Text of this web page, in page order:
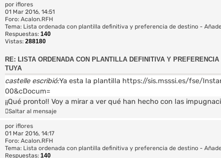
por iflores
01 Mar 2016, 14:51
Foro: Acalon.RFH
Tema: Lista ordenada con plantilla definitiva y preferencia de destino -
Respuestas: 140
Vistas: 288180
RE: LISTA ORDENADA CON PLANTILLA DEFINITIVA Y
TUYA
castelle escribió:Ya esta la plantilla https://sis.msssi.es/fse/
00&cDocum=
¡¡Qué pronto!! Voy a mirar a ver qué han hecho con las
Saltar al mensaje
por iflores
01 Mar 2016, 14:17
Foro: Acalon.RFH
Tema: Lista ordenada con plantilla definitiva y preferencia de destino -
Respuestas: 140